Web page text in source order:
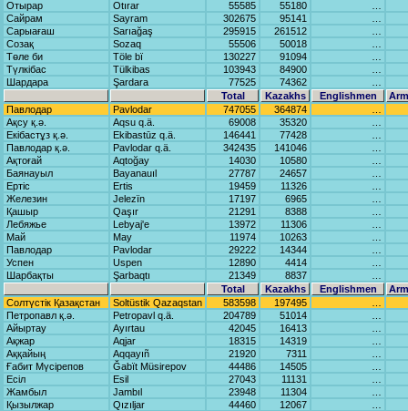
Отырар
Otırаr 55585 55180
Сайрам
Sаyrаm 302675 95141
Сарыағаш
Sаrıаğаş 295915 261512
Созақ
Sozаq 55506 50018
Төле би
Töle bï 130227 91094
Түлкібас
Tülkibаs 103943 84900
Шардара
Şаrdаrа 77525 74362
Total
Kazakhs Englishmen
Павлодар
Pаvlodаr 747055 364874
Ақсу қ.ә.
Aqsu q.ä. 69008 35320
Екібастұз қ.ә.
Ekibаstūz q.ä. 146441 77428
Павлодар қ.ә.
Pаvlodаr q.ä. 342435 141046
Ақтоғай
Aqtoğаy 14030 10580
Баянауыл
Bаyanаuıl 27787 24657
Ертіс
Ertis 19459 11326
Железин
Jelezïn 17197 6965
Қашыр
Qаşır 21291 8388
Лебяжье
Lebyaj'e 13972 11306
Май
Mаy 11974 10263
Павлодар
Pаvlodаr 29222 14344
Успен
Uspen 12890 4414
Шарбақты
Şаrbаqtı 21349 8837
Total
Kazakhs Englishmen
Солтүстік Қазақстан
Soltüstik Qаzаqstаn 583598 197495
Петропавл қ.ә.
Petropаvl q.ä. 204789 51014
Айыртау
Ayırtаu 42045 16413
Ақжар
Aqjаr 18315 14319
Аққайың
Aqqаyıñ 21920 7311
Ғабит Мүсірепов
Ğаbït Müsirepov 44486 14505
Есіл
Esil 27043 11131
Жамбыл
Jаmbıl 23948 11304
Қызылжар
Qızıljаr 44460 12067